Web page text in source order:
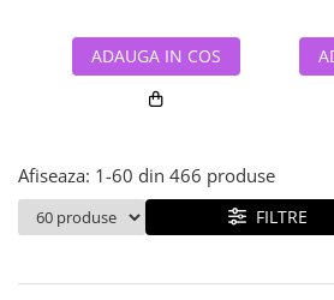
Bijuterii tungsten
Accesorii Piele
bijuterii argint
ADAUGA IN COS
Afiseaza: 1-60 din 466 produse
FILTRE